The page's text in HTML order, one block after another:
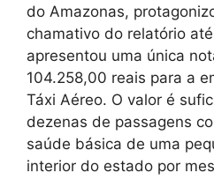
do Amazonas,
chamativo do relatório
apresentou uma única
104.258,00 reais para a
Táxi Aéreo. O valor é
dezenas de passagens
saúde básica de uma
interior do estado por